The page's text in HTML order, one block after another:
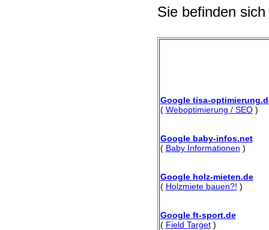
Sie befinden
Google tisa-
( Weboptimierung / SEO)
Google baby-infos.net
( Baby Informationen )
Google holz-mieten.de
( Holzmiete bauen?! )
Google ft-sport.de
( Field Target)